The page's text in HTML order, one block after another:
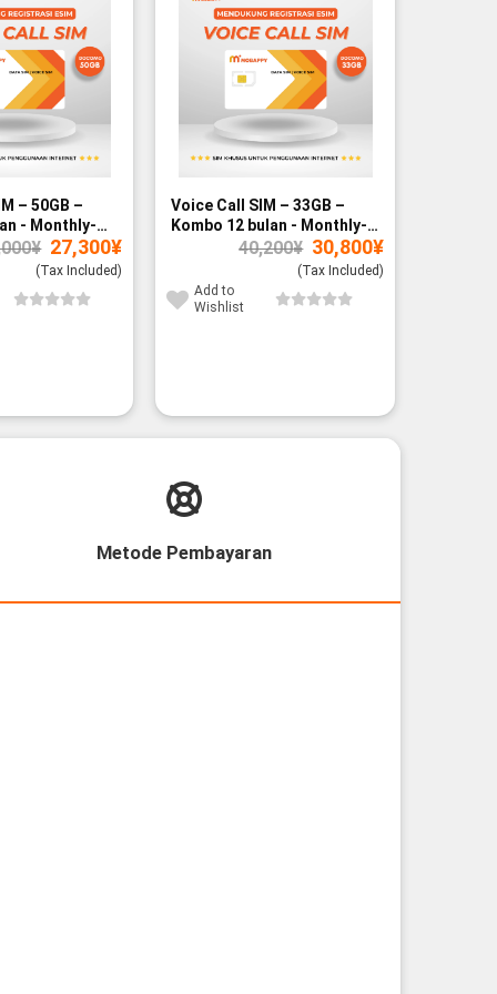
– 50GB –
- Monthly-
¥ Original
price
was:
27,300¥Current
(Tax Included)
Voice Call SIM – 33GB –
Kombo 12 bulan - Monthly-
40,200¥ Original
price
was:
30,800¥Current
(Tax Included)
Add to
Wishlist
Metode Pembayaran